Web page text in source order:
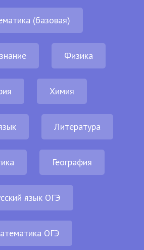
(базовая)
Физика
Химия
Литература
География
язык ОГЭ
ОГЭ